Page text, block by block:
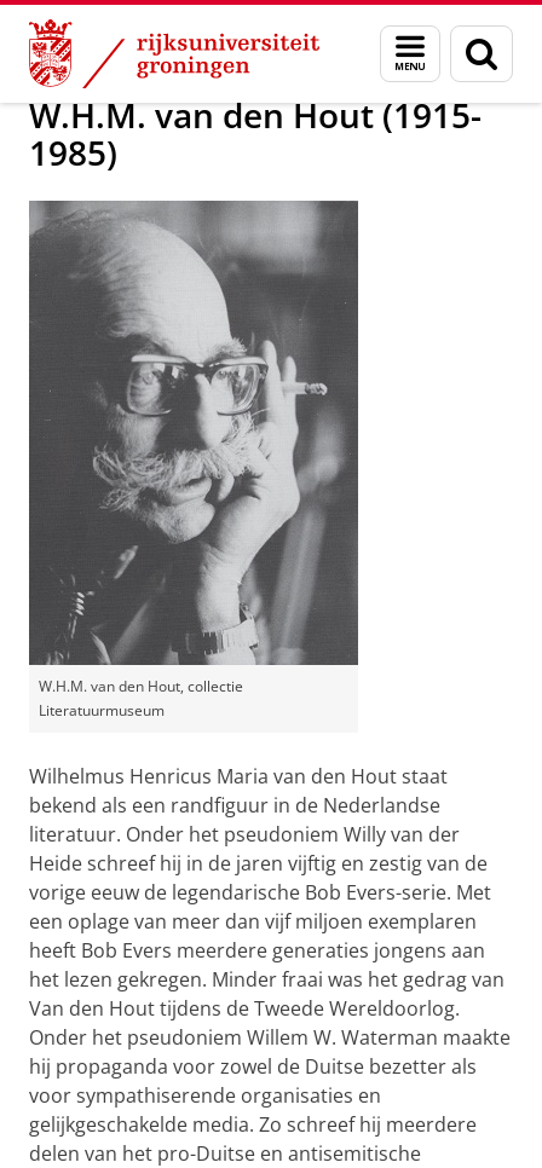
Skip
Content
Skip
Navigation
Menu
en
zoeken
Onderzoek Biografie Instituut
W.H.M. van den Hout (1915-
1985)
W.H.M. van den Hout, collectie
Literatuurmuseum
Wilhelmus Henricus Maria van den Hout staat
bekend als een randfiguur in de Nederlandse
literatuur. Onder het pseudoniem Willy van der
Heide schreef hij in de jaren vijftig en zestig van de
vorige eeuw de legendarische Bob Evers-serie. Met
een oplage van meer dan vijf miljoen exemplaren
heeft Bob Evers meerdere generaties jongens aan
het lezen gekregen. Minder fraai was het gedrag van
Van den Hout tijdens de Tweede Wereldoorlog.
Onder het pseudoniem Willem W. Waterman maakte
hij propaganda voor zowel de Duitse bezetter als
voor sympathiserende organisaties en
gelijkgeschakelde media. Zo schreef hij meerdere
delen van het pro-Duitse en antisemitische